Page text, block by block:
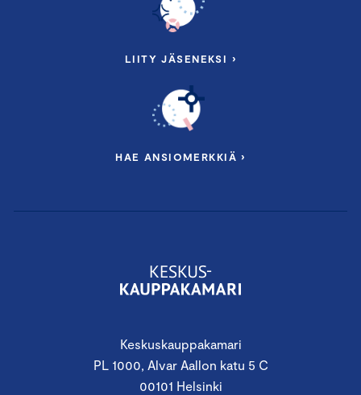
Keskuskauppakamari
PL 1000, Alvar Aallon katu 5 C
00101 Helsinki
LIITY JÄSENEKSI ›
HAE ANSIOMERKKIÄ ›